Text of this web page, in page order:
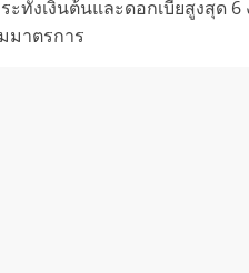
ะทั้งเงินต้นและดอกเบี้ยสูงสุด
มาตรการ